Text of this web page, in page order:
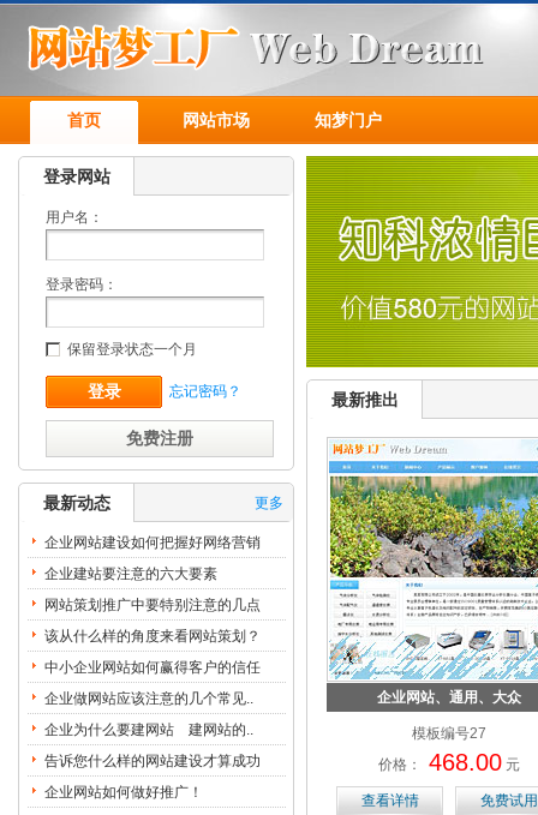
首页 网站市场 知梦门户
登录网站
用户名：
登录密码：
保留登录状态一个月
忘记密码？
免费注册
最新动态 更多
企业网站建设如何把握好网络营销
企业建站要注意的六大要素
网站策划推广中要特别注意的几点
该从什么样的角度来看网站策划？
中小企业网站如何赢得客户的信任
企业做网站应该注意的几个常见..
企业为什么要建网站 建网站的..
告诉您什么样的网站建设才算成功
企业网站如何做好推广！
最新推出
企业网站、通用、大众
模板编号27
价格：
468.00 元
查看详情 免费试用